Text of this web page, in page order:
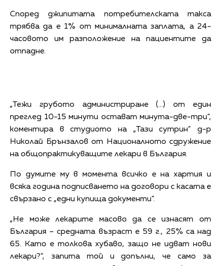
Според джипитата потребителската такса
трябва да е 1% от минималната заплата, а 24-
часовото им разположение на пациентите да
отпадне.
„Тежи грубото администриране (…) от един
преглед 10-15 минути остават минута-две-три”,
коментира в студиото на „Тази сутрин” д-р
Николай Брънзалов от Националното сдружение
на общопрактикуващите лекари в България.
По думите му в момента всичко е на хартия и
всяка година подписването на договори с касата е
свързано с „едни купища документи”.
„Не може лекарите масово да се изнасят от
България – средната възраст е 59 г., 25% са над
65. Като е толкова хубаво, защо не идват нови
лекари?”, запита той и допълни, че само за